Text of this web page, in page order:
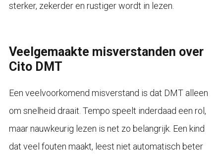
sterker, zekerder en rustiger wordt in lezen.
Veelgemaakte misverstanden over
Cito DMT
Een veelvoorkomend misverstand is dat DMT alleen
om snelheid draait. Tempo speelt inderdaad een rol,
maar nauwkeurig lezen is net zo belangrijk. Een kind
dat veel fouten maakt, leest niet automatisch beter